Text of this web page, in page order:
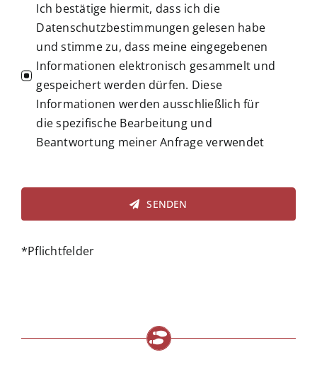
Ich bestätige hiermit, dass ich die
Datenschutzbestimmungen gelesen habe
und stimme zu, dass meine eingegebenen
Informationen elektronisch gesammelt und
gespeichert werden dürfen. Diese
Informationen werden ausschließlich für
die spezifische Bearbeitung und
Beantwortung meiner Anfrage verwendet
SENDEN
*Pflichtfelder